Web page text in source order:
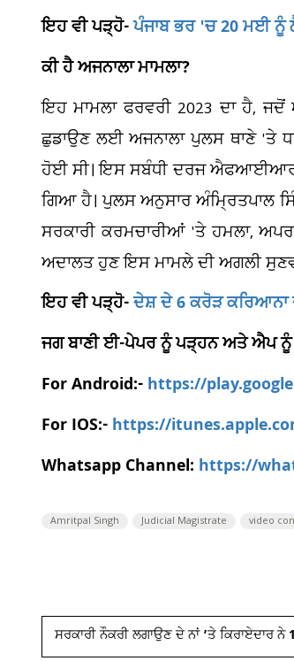
ਇਹ ਵੀ ਪੜ੍ਹੋ-ਪੰਜਾਬ ਭਰ 'ਚ 20 ਮਈ ਨੂੰ
ਕੀ ਹੈ ਅਜਨਾਲਾ ਮਾਮਲਾ?
ਇਹ ਮਾਮਲਾ ਫਰਵਰੀ 2023 ਦਾ ਹੈ,
ਛੁਡਾਉਣ ਲਈ ਅਜਨਾਲਾ ਪੁਲਸ ਥਾਣੇ 'ਤੇ
ਹੋਈ ਸੀ। ਇਸ ਸਬੰਧੀ ਦਰਜ ਐਫਆਈਆਰ
ਗਿਆ ਹੈ। ਪੁਲਸ ਅਨੁਸਾਰ ਅੰਮ੍ਰਿਤਪਾਲ
ਸਰਕਾਰੀ ਕਰਮਚਾਰੀਆਂ 'ਤੇ ਹਮਲਾ,
ਅਦਾਲਤ ਹੁਣ ਇਸ ਮਾਮਲੇ ਦੀ ਅਗਲੀ
ਇਹ ਵੀ ਪੜ੍ਹੋ-ਦੇਸ਼ ਦੇ 6 ਕਰੋੜ ਕਰਿਆਨਾ
ਜਗ ਬਾਣੀ ਈ-ਪੇਪਰ ਨੂੰ ਪੜ੍ਹਨ ਅਤੇ ਐਪ
For Android:-https://
For IOS:-https://
Whatsapp Channel: https://
Amritpal Singh Judicial Magistrate video
ਸਰਕਾਰੀ ਨੌਕਰੀ ਲਗਾਉਣ ਦੇ ਨਾਂ ’ਤੇ ਕਿਰਾਏਦਾਰ